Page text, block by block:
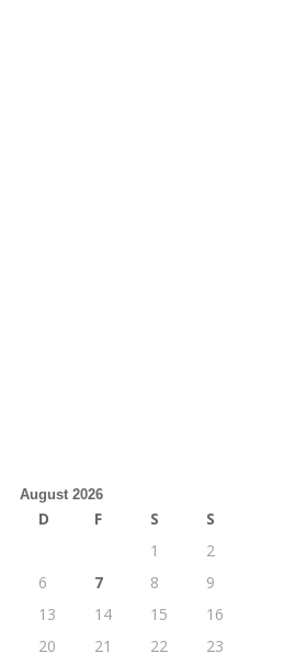
August 2026
D F S
S
1
2
6 7 8
9
13 14 15
16
20 21 22
23